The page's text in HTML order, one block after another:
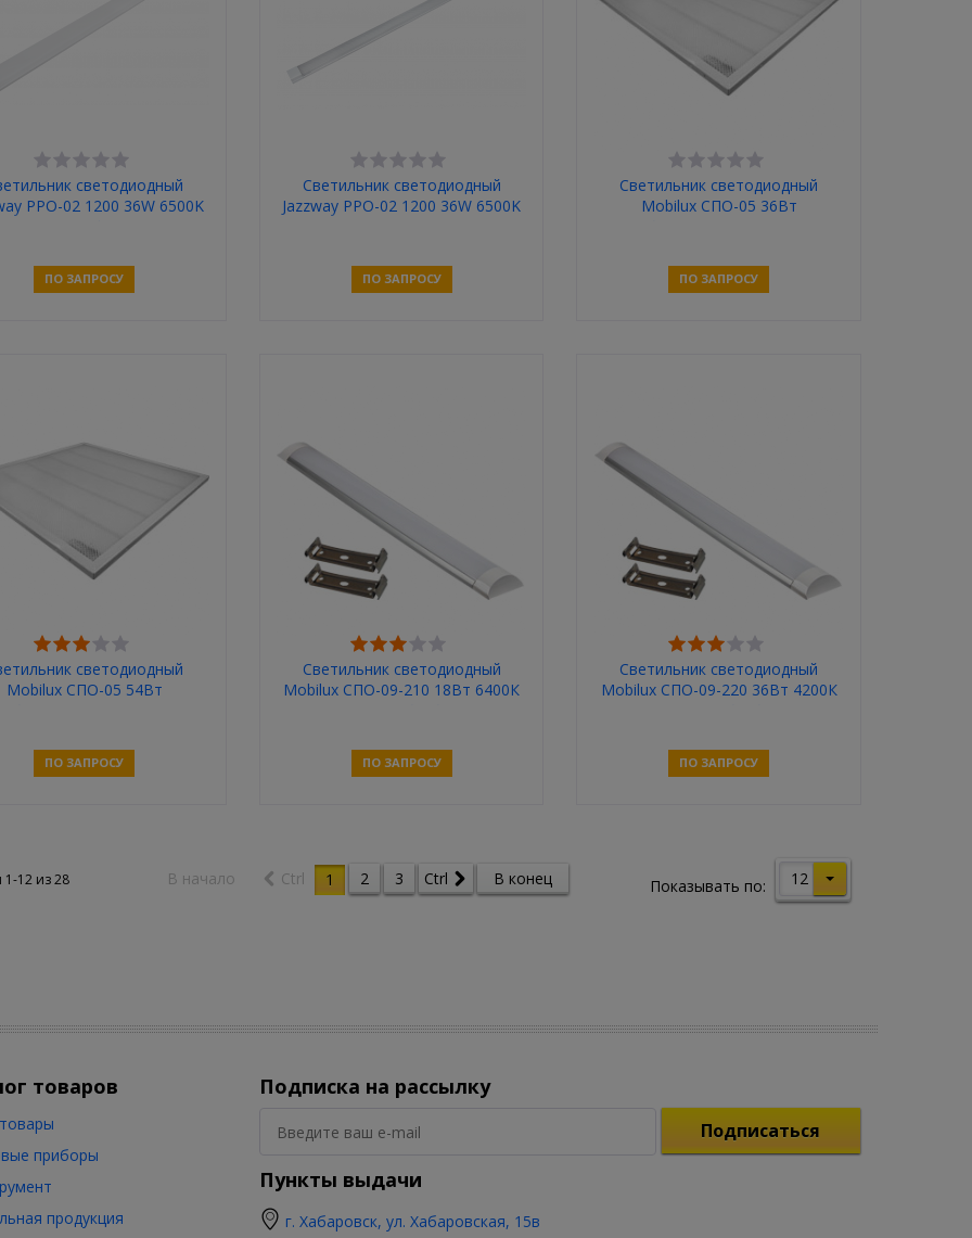
светодиодный
PPO-02 1200 36W 6500K
ПО ЗАПРОСУ
Светильник светодиодный
Jazzway PPO-02 1200 36W 6500K
ПО ЗАПРОСУ
Светильник светодиодный
Mobilux СПО-05 36Вт
ПО ЗАПРОСУ
светодиодный
Mobilux СПО-05 54Вт
ПО ЗАПРОСУ
Светильник светодиодный
Mobilux СПО-09-210 18Вт 6400К
ПО ЗАПРОСУ
Светильник светодиодный
Mobilux СПО-09-220 36Вт 4200К
ПО ЗАПРОСУ
Показывать по: 12
12 из28 В начало Ctrl 1 2 3 Ctrl В конец
товаров
приборы
продукция
Подписка на рассылку
Подписаться
Пункты выдачи
г. Хабаровск, ул. Хабаровская, 15в